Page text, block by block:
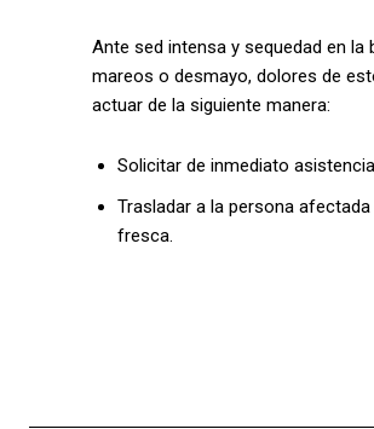
Ante sed intensa y sequedad en
mareos o desmayo, dolores de
actuar de la siguiente manera:
Solicitar de inmediato
Trasladar a la persona
fresca.